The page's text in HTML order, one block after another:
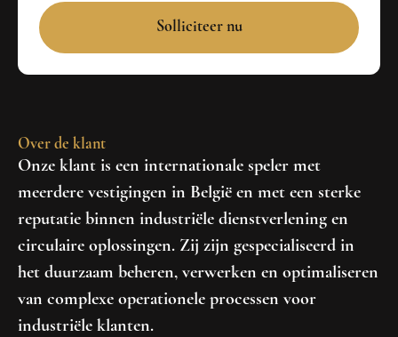
Over de klant
Onze klant is een internationale speler met
meerdere vestigingen in België en met een sterke
reputatie binnen industriële dienstverlening en
circulaire oplossingen. Zij zijn gespecialiseerd in
het duurzaam beheren, verwerken en optimaliseren
van complexe operationele processen voor
industriële klanten.
Solliciteer nu